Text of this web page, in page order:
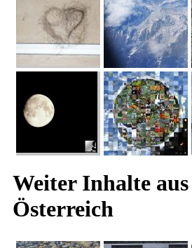
Weiter Inhalte aus
Österreich